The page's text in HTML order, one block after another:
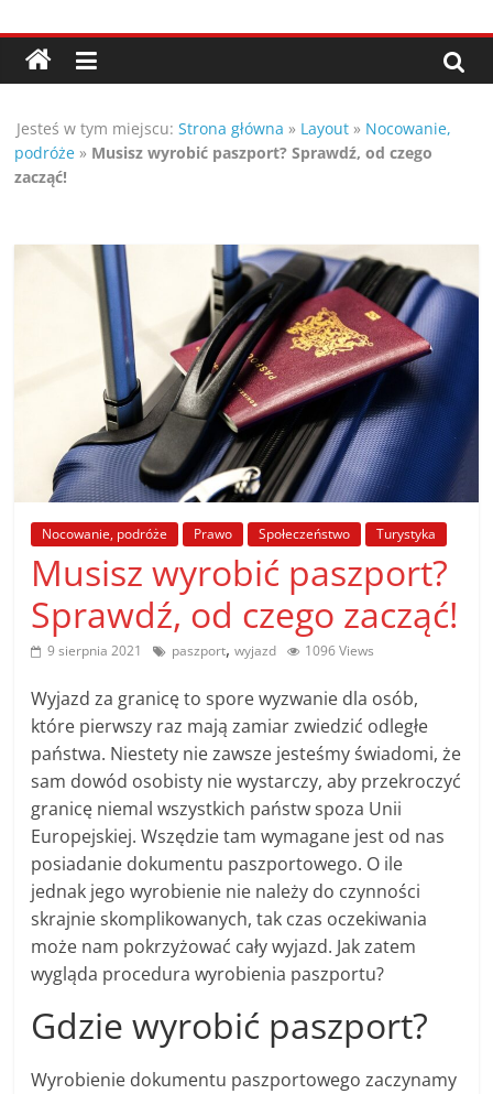
do
treści
Porady,
wskazówki
oraz
rady
poznaj
te
poradniki.
Porady
praktyczne
porady
wskazówki
poradniki
na
każdy
temat
Jesteś w tym miejscu: Strona główna » Layout » Nocowanie,
podróże » Musisz wyrobić paszport? Sprawdź, od czego
zacząć!
Nocowanie, podróże Prawo Społeczeństwo Turystyka
Musisz wyrobić paszport?
Sprawdź, od czego zacząć!
9 sierpnia 2021 paszport,wyjazd 1096 Views
Wyjazd za granicę to spore wyzwanie dla osób,
które pierwszy raz mają zamiar zwiedzić odległe
państwa. Niestety nie zawsze jesteśmy świadomi, że
sam dowód osobisty nie wystarczy, aby przekroczyć
granicę niemal wszystkich państw spoza Unii
Europejskiej. Wszędzie tam wymagane jest od nas
posiadanie dokumentu paszportowego. O ile
jednak jego wyrobienie nie należy do czynności
skrajnie skomplikowanych, tak czas oczekiwania
może nam pokrzyżować cały wyjazd. Jak zatem
wygląda procedura wyrobienia paszportu?
Gdzie wyrobić paszport?
Wyrobienie dokumentu paszportowego zaczynamy